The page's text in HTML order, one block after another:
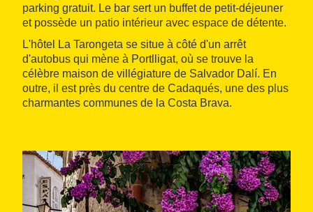
parking gratuit. Le bar sert un buffet de petit-déjeuner
et possède un patio intérieur avec espace de détente.
L'hôtel La Tarongeta se situe à côté d'un arrêt
d'autobus qui mène à Portlligat, où se trouve la
célèbre maison de villégiature de Salvador Dalí. En
outre, il est près du centre de Cadaqués, une des plus
charmantes communes de la Costa Brava.